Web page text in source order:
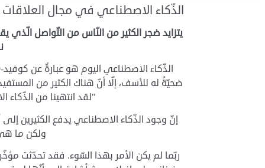
الذّكاء الاصطناعي في مجال
يتزايد ضجر الكثير من الناس من التّواصل الّذي
ضحيّةً له للأسف، إلّا أنّ هناك الكثير من
"لقد انتهينا من الذّكاء
إنّ وجود الذّكاء الاصطناعي يدفع الكثيرين
ولكن ما هي
ربّما لم يكن الأمر بهذا السّوء. فقد تحدّثت